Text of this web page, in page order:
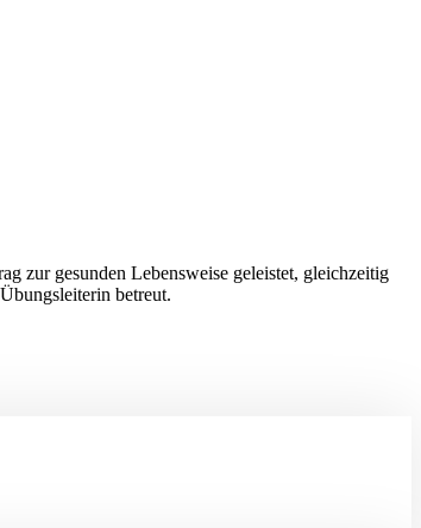
zur gesunden Lebensweise geleistet, gleichzeitig
betreut.